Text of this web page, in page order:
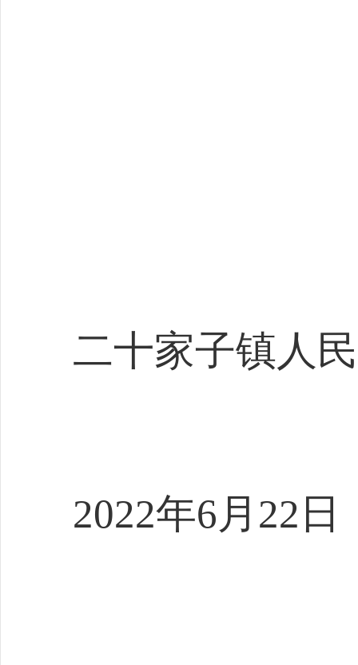
二十家子镇人
2022年6月22日